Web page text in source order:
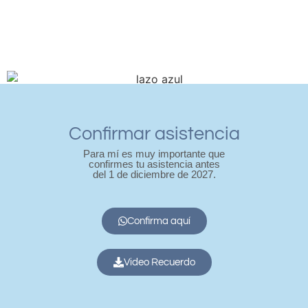
Confirmar asistencia
Para mí es muy importante que
confirmes tu asistencia antes
del 1 de diciembre de 2027.
Confirma aquí
Video Recuerdo